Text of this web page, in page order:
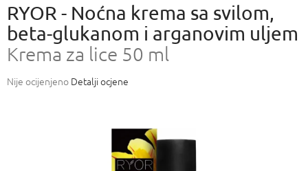
RYOR - Noćna krema sa svilom,
beta-glukanom i arganovim uljem
Krema za lice 50 ml
Prosječna
Nije ocijenjeno Detalji ocjene